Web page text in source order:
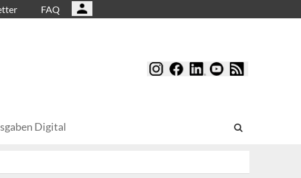
FAQ
Digital